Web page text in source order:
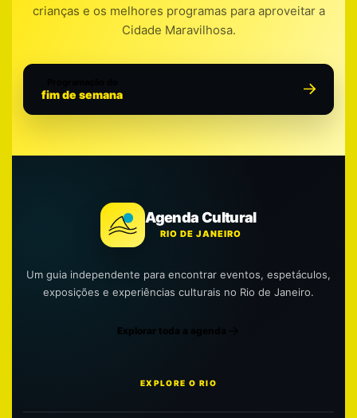
crianças e os melhores programas para aproveitar a
Cidade Maravilhosa.
fim de semana
Agenda Cultural
RIO DE JANEIRO
Um guia independente para encontrar eventos, espetáculos,
exposições e experiências culturais no Rio de Janeiro.
Explorar toda a agenda
EXPLORE O RIO